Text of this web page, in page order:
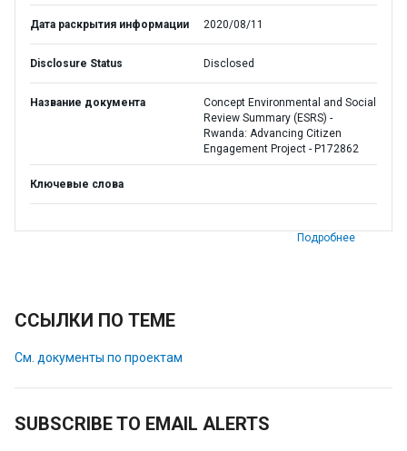
Дата раскрытия информации 2020/08/11
Disclosure Status Disclosed
Название документа
Concept Environmental and Social
Review Summary (ESRS) -
Rwanda: Advancing Citizen
Engagement Project - P172862
Ключевые слова
Подробнее
ССЫЛКИ ПО ТЕМЕ
См. документы по проектам
SUBSCRIBE TO EMAIL ALERTS